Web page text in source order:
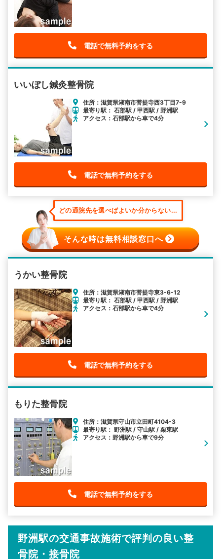
電話で無料予約をする
いいぼし鍼灸整骨院
住所：滋賀県湖南市菩提寺西3丁目7-9
最寄り駅： 石部駅 / 甲西駅 / 野洲駅
アクセス：石部駅から車で4分
電話で無料予約をする
どの通院先を選べばよいか分からない...
そんな時は無料相談窓口へ
うかい整骨院
住所：滋賀県湖南市菩提寺東3-6-12
最寄り駅： 石部駅 / 甲西駅 / 野洲駅
アクセス：石部駅から車で4分
電話で無料予約をする
もりた整骨院
住所：滋賀県守山市立田町4104-3
最寄り駅： 野洲駅 / 守山駅 / 栗東駅
アクセス：野洲駅から車で9分
電話で無料予約をする
野洲駅の交通事故施術で評判の良い整
骨院・接骨院